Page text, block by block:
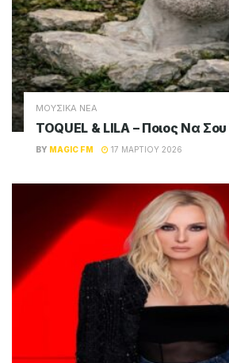
ΜΟΥΣΙΚΑ ΝΕΑ
TOQUEL & LILA – Ποιος Να
BY MAGIC FM 17 ΜΑΡΤΊΟΥ 2026